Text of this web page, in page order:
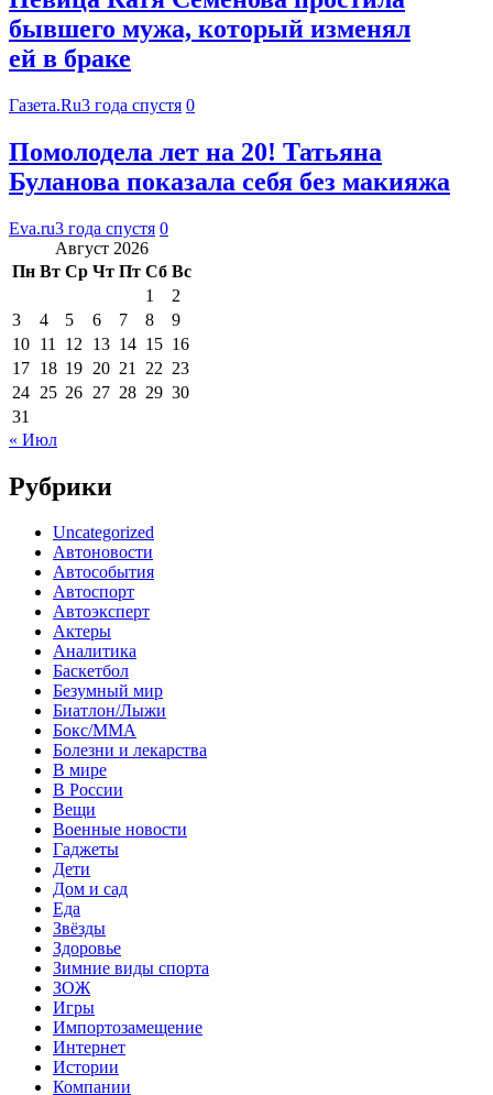
бывшего мужа, который изменял
ей в браке
Газета.Ru3 года спустя 0
Помолодела лет на 20! Татьяна
Буланова показала себя без макияжа
Eva.ru3 года спустя 0
Август 2026
Пн Вт Ср Чт Пт Сб Вс
1
2
3
4 5 6 7 8
9
10 11 12 13 14 15 16
17 18 19 20 21 22 23
24 25 26 27 28 29 30
31
« Июл
Рубрики
Uncategorized
Автоновости
Автособытия
Автоспорт
Автоэксперт
Актеры
Аналитика
Баскетбол
Безумный мир
Биатлон/Лыжи
Бокс/MMA
Болезни и лекарства
В мире
В России
Вещи
Военные новости
Гаджеты
Дети
Дом и сад
Еда
Звёзды
Здоровье
Зимние виды спорта
ЗОЖ
Игры
Импортозамещение
Интернет
Истории
Компании